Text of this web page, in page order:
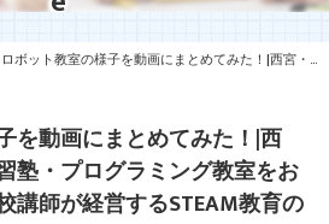
ロボット教室の様子を動画にまとめてみた！|西宮・今津で塾・学習塾・プログラミング教室をお探しなら、現役高校講師が経営するSTEAM教育の自習塾WillBe
を動画にまとめてみた！|西
塾・プログラミング教室をお
講師が経営するSTEAM教育の